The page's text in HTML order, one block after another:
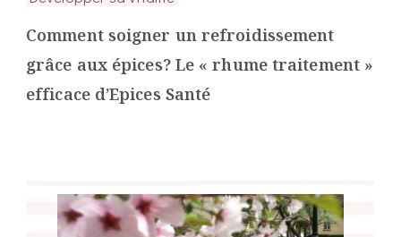
Comment soigner un refroidissement
grâce aux épices? Le « rhume traitement »
efficace d’Epices Santé